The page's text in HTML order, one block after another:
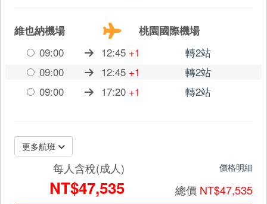
維也納機場
桃園國際機場
09:00
12:45 +1
轉2站
09:00
12:45 +1
轉2站
09:00
17:20 +1 轉2站
更多航班
每人含稅(成人)
NT$47,535
價格明細
總價 NT$47,535